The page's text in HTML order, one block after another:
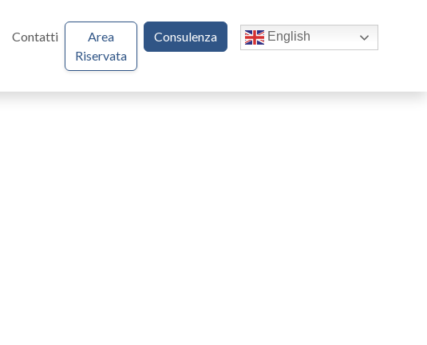
Contatti
Area
Riservata
Consulenza English